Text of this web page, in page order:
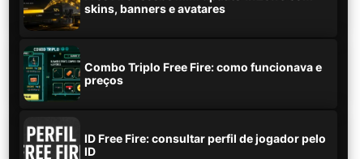
skins, banners e avatares
Combo Triplo Free Fire: como funcionava e
preços
ID Free Fire: consultar perfil de jogador pelo
ID